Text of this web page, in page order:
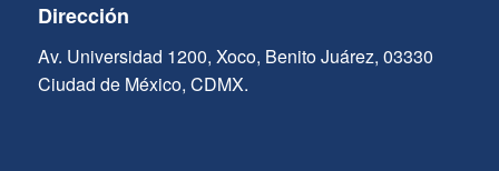
Dirección
Av. Universidad 1200, Xoco, Benito Juárez, 03330
Ciudad de México, CDMX.